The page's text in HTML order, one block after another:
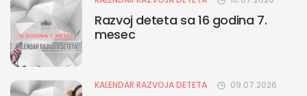
Razvoj deteta sa 16 godina 7.
mesec
KALENDAR RAZVOJA DETETA 09.07.2026